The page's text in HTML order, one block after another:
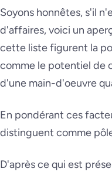
Soyons honnêtes, s'il
d'affaires, voici un
cette liste figurent la
comme le potentiel de
d'une main-d'oeuvre
En pondérant ces
distinguent comme
D'après ce qui est